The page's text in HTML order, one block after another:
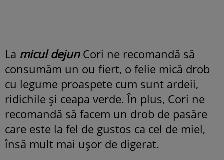
La micul dejunCori ne recomandă să
consumăm un ou fiert, o felie mică drob
cu legume proaspete cum sunt ardeii,
ridichile și ceapa verde. În plus, Cori ne
recomandă să facem un drob de pasăre
care este la fel de gustos ca cel de miel,
însă mult mai ușor de digerat.